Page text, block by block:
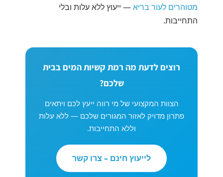
מטוהרים לעור בריא— ייעוץ ללא עלות ובלי
התחייבות.
רוצים לדעת מה רמת קשיות המים בבית
שלכם?
הצוות המקצועי של מי רווה ייעץ לכם ויתאים
פתרון מדויק לאזור המגורים שלכם — ללא עלות
וללא התחייבות.
לייעוץ חינם – צרו קשר